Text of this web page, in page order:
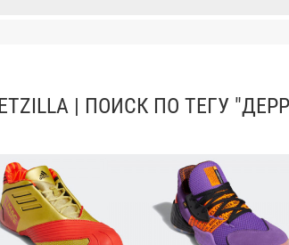
| ПОИСК ПО ТЕГУ